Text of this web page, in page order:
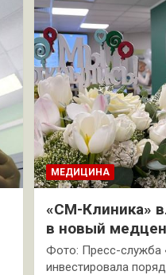
МЕДИЦИНА
«СМ-Клиника»
в новый
Фото: Пресс-служба
инвестировала